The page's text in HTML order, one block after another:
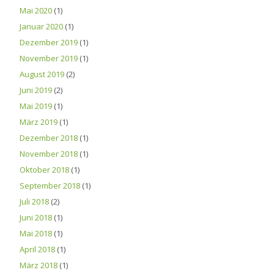
Mai 2020 (1)
Januar 2020 (1)
Dezember 2019 (1)
November 2019 (1)
August 2019 (2)
Juni 2019 (2)
Mai 2019 (1)
März 2019 (1)
Dezember 2018 (1)
November 2018 (1)
Oktober 2018 (1)
September 2018 (1)
Juli 2018 (2)
Juni 2018 (1)
Mai 2018 (1)
April 2018 (1)
März 2018 (1)